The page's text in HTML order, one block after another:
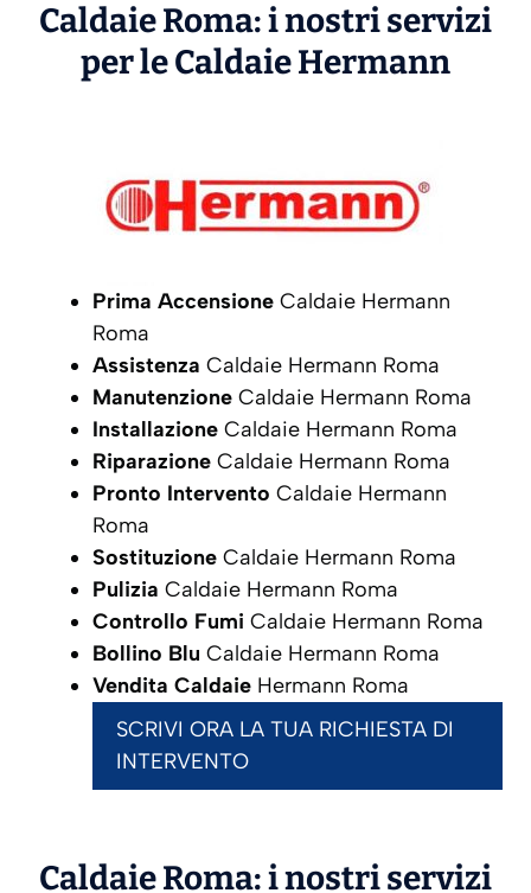
Caldaie Roma: i nostri servizi
per le CaldaieHermann
Prima Accensione Caldaie Hermann
Roma
Assistenza Caldaie Hermann Roma
Manutenzione Caldaie Hermann Roma
Installazione Caldaie Hermann Roma
Riparazione Caldaie Hermann Roma
Pronto Intervento Caldaie Hermann
Roma
Sostituzione Caldaie Hermann Roma
Pulizia Caldaie Hermann Roma
Controllo Fumi Caldaie Hermann Roma
Bollino Blu Caldaie Hermann Roma
Vendita Caldaie Hermann Roma
SCRIVI ORA LA TUA RICHIESTA DI
INTERVENTO
Caldaie Roma: i nostri servizi